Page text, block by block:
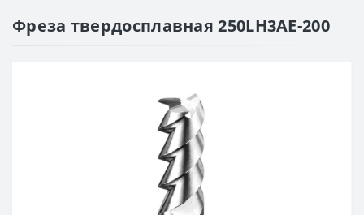
Фреза твердосплавная 250LH3AE-200